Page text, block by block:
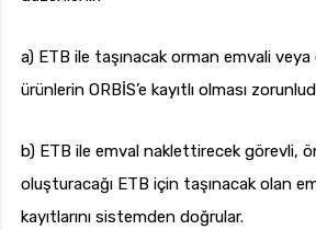
a) ETB ile taşınacak orman emvali veya
ürünlerin ORBİS’e kayıtlı olması
b) ETB ile emval naklettirecek görevli,
oluşturacağı ETB için taşınacak olan
kayıtlarını sistemden doğrular.